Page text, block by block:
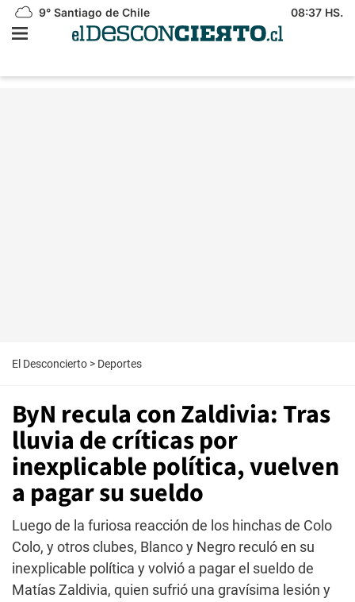
9° Santiago de Chile 08:37 HS.
El Desconcierto > Deportes
ByN recula con Zaldivia: Tras
lluvia de críticas por
inexplicable política, vuelven
a pagar su sueldo
Luego de la furiosa reacción de los hinchas de Colo
Colo, y otros clubes, Blanco y Negro reculó en su
inexplicable política y volvió a pagar el sueldo de
Matías Zaldivia, quien sufrió una gravísima lesión y